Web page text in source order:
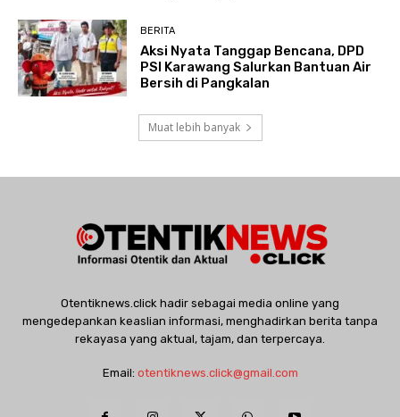
BERITA
Aksi Nyata Tanggap Bencana, DPD
PSI Karawang Salurkan Bantuan Air
Bersih di Pangkalan
Muat lebih banyak
Otentiknews.click hadir sebagai media online yang
mengedepankan keaslian informasi, menghadirkan berita tanpa
rekayasa yang aktual, tajam, dan terpercaya.
Email: otentiknews.click@gmail.com